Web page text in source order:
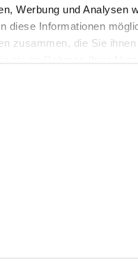
Werbung und Analysen
diese Informationen
zusammen, die Sie
steht nur angemeldeten